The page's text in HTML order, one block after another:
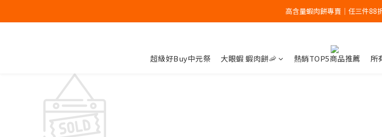
高含量蝦肉餅專賣｜任三件88
高含量蝦肉餅專賣｜任三件88
高含量蝦肉餅專賣｜任三件88
超級好Buy中元祭 大眼蝦 蝦肉餅🦐 熱銷TOP5商品推薦 所